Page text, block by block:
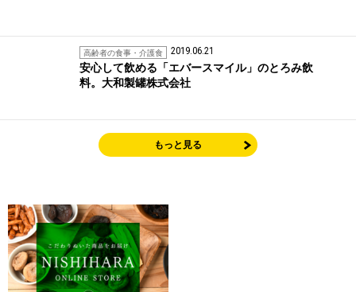
高齢者の食事・介護食 2019.06.21
安心して飲める「エバースマイル」のとろみ飲
料。大和製罐株式会社
もっと見る